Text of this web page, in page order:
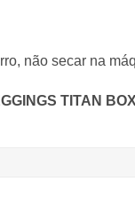
não secar na
TITAN